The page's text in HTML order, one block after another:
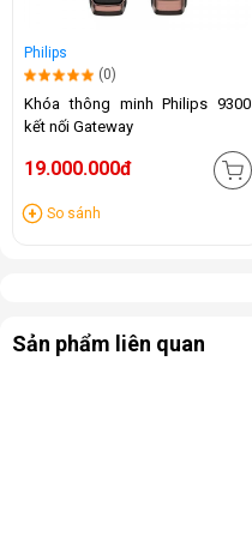
Philips
(0)
Khóa thông minh Philips 9300
kết nối Gateway
19.000.000đ
So sánh
Sản phẩm liên quan